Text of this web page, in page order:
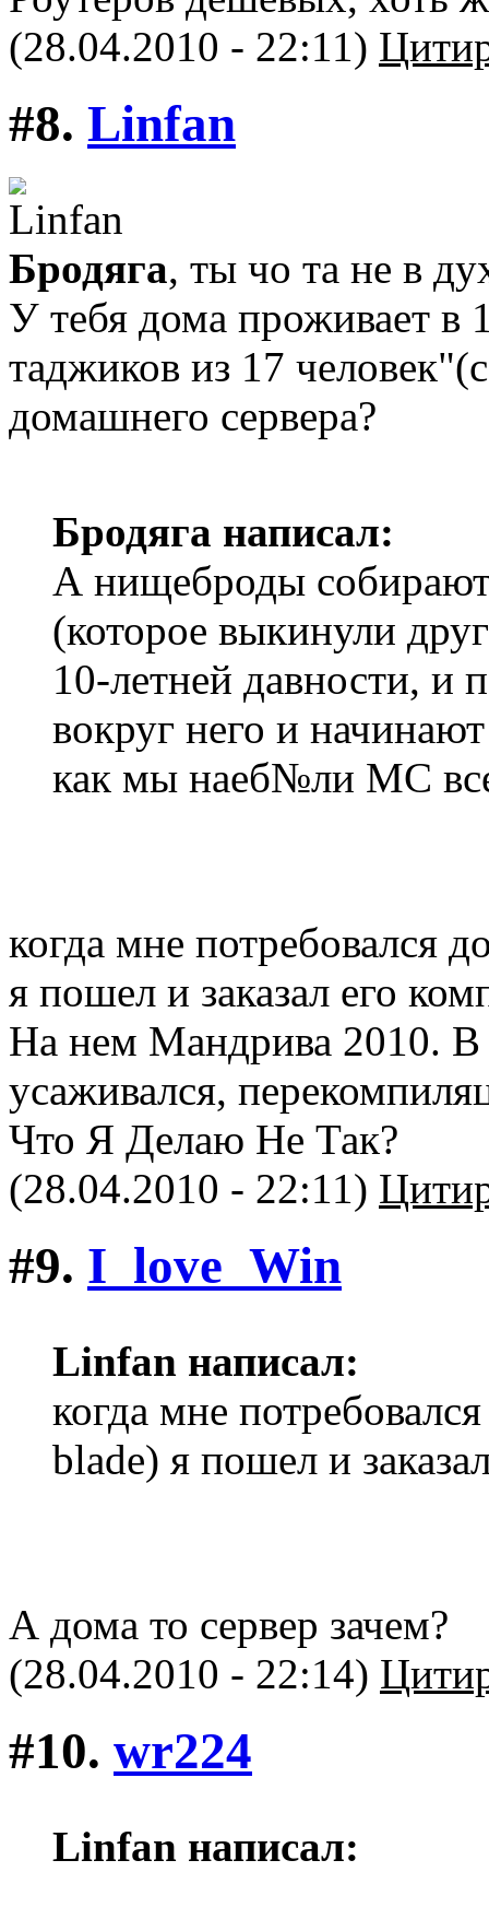
(28.04.2010 - 22:11)
#8. Linfan
Бродяга, ты чо та не в
У тебя дома проживает в
таджиков из 17
домашнего сервера?
Бродяга написал:
А нищеброды
(которое выкинули
10-летней давности, и
вокруг него и
как мы наеб№ли МС
когда мне потребовался
я пошел и заказал его
На нем Мандрива 2010. В
усаживался,
Что Я Делаю Не Так?
(28.04.2010 - 22:11)
#9. I_love_Win
Linfan написал:
когда мне
blade) я пошел и
А дома то сервер зачем?
(28.04.2010 - 22:14)
#10. wr224
Linfan написал: